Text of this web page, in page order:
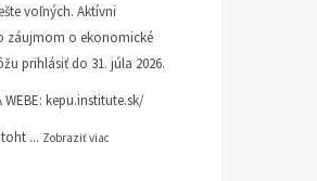
voľných. Aktívni
záujmom o ekonomické
prihlásiť do 31. júla 2026.
WEBE: kepu.institute.sk/
toht ... Zobraziť viac